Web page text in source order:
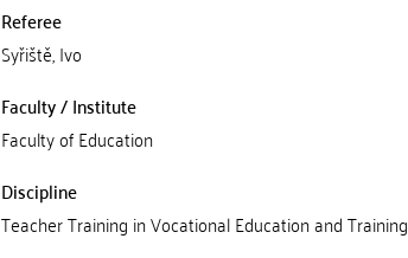
Referee
Syřiště, Ivo
Faculty / Institute
Faculty of Education
Discipline
Teacher Training in Vocational Education and Training